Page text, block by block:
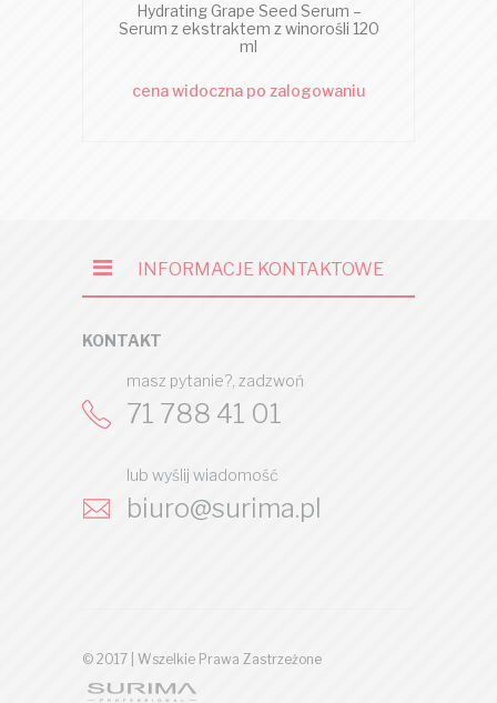
Hydrating Grape Seed Serum –
Serum z ekstraktem z winorośli 120
ml
cena widoczna po zalogowaniu
INFORMACJE KONTAKTOWE
KONTAKT
masz pytanie?, zadzwoń
71 788 41 01
lub wyślij wiadomość
biuro@surima.pl
© 2017 | Wszelkie Prawa Zastrzeżone